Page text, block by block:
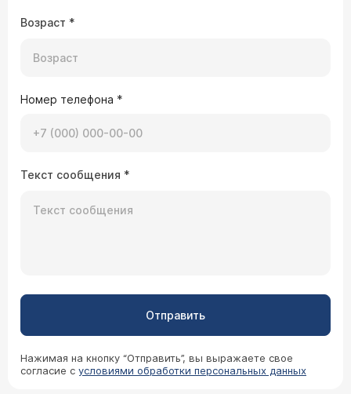
Возраст *
Номер телефона *
Текст сообщения *
Отправить
Нажимая на кнопку “Отправить”, вы выражаете свое
согласие с условиями обработки персональных данных